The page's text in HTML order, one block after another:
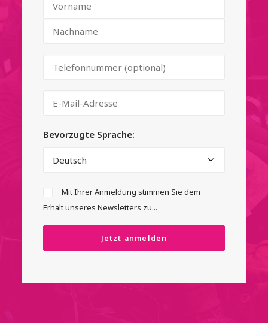
Bevorzugte Sprache:
Mit Ihrer Anmeldung stimmen Sie dem
Erhalt unseres Newsletters zu...